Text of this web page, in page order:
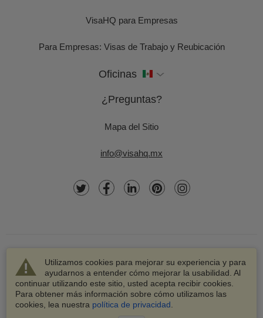
Utilizamos cookies para mejorar su experiencia y para
ayudarnos a entender cómo mejorar la usabilidad. Al
continuar utilizando este sitio, usted acepta recibir cookies.
Para obtener más información sobre cómo utilizamos las
cookies, lea nuestra política de privacidad
VisaHQ para Empresas
Para Empresas: Visas de Trabajo y Reubicación
Oficinas
¿Preguntas?
Mapa del Sitio
info@visahq.mx
© 2003-2026 VisaHQ.com, Inc. Todos los derechos
reservados.
VisaHQ y el logotipo de VisaHQ son marcas registradas de